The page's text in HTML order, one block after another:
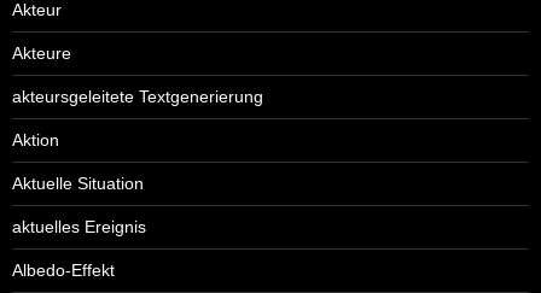
Akteur
Akteure
akteursgeleitete Textgenerierung
Aktion
Aktuelle Situation
aktuelles Ereignis
Albedo-Effekt